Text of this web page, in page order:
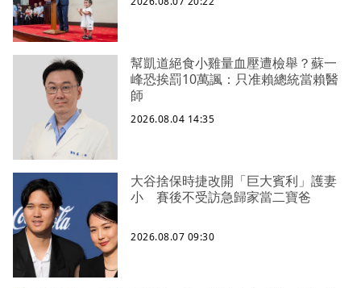
幫凱道絕食小雞量血壓遭檢舉？蘇一
峰恐挨罰10萬諷：只准賴總統當賴醫
師
2026.08.04 14:35
大谷捨保時捷改開「巨大賓利」護妻
小 賽後不受訪急歸家當二寶爸
2026.08.07 09:30